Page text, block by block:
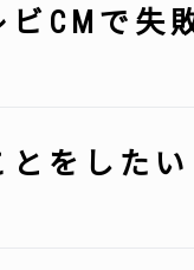
CMで失
をしたい